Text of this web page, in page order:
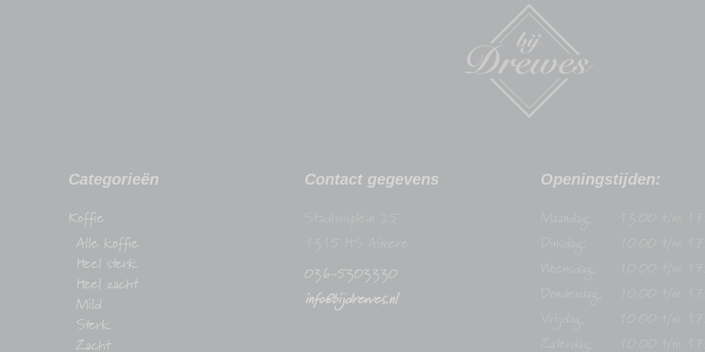
Categorieën
Koffie
Alle koffie
Heel sterk
Heel zacht
Mild
Sterk
Zacht
Contact gegevens
036-5303330
info@bijdrewes.nl
Openingstijden: